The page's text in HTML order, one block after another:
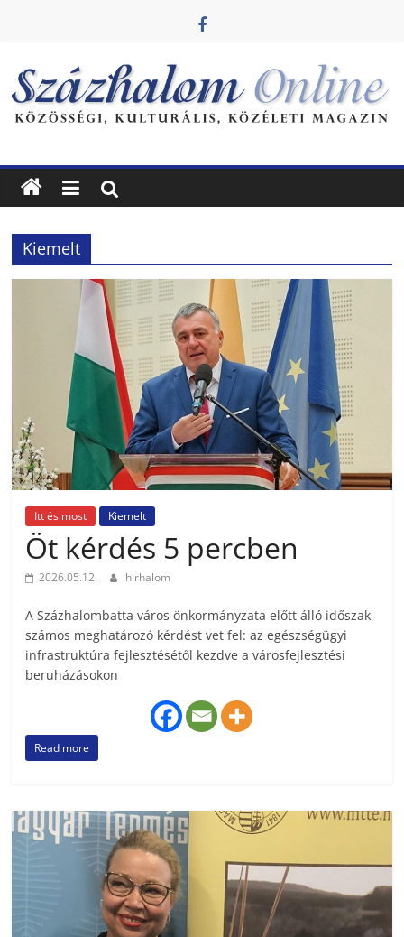
Százhalom
Online
Kiemelt
Itt és most Kiemelt
Öt kérdés 5 percben
2026.05.12. hirhalom
A Százhalombatta város önkormányzata előtt álló időszak
számos meghatározó kérdést vet fel: az egészségügyi
infrastruktúra fejlesztésétől kezdve a városfejlesztési
beruházásokon
Read more